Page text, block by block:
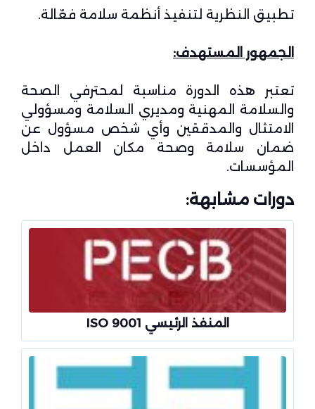
تطبيق النظرية لتنفيذ أنظمة سلامة فعّالة.
الجمهور المستهدف:
تعتبر هذه الدورة مناسبة لمحترفي الصحة
والسلامة المهنية ومديري السلامة ومسؤولي
الامتثال والمدققين وأي شخص مسؤول عن
ضمان سلامة وصحة مكان العمل داخل
المؤسسات.
دورات مشابهة:
المنفذ الرئيسي ISO 9001